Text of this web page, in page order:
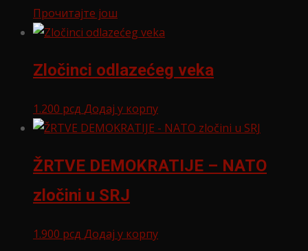
Прочитајте још
Zločinci odlazećeg veka
1.200 рсд Додај у корпу
ŽRTVE DEMOKRATIJE – NATO
zločini u SRJ
1.900 рсд Додај у корпу